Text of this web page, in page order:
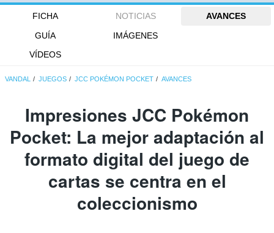
FICHA NOTICIAS
AVANCES
GUÍA
IMÁGENES
VÍDEOS
VANDAL JUEGOS JCC POKÉMON POCKET AVANCES
Impresiones JCC Pokémon
Pocket: La mejor adaptación al
formato digital del juego de
cartas se centra en el
coleccionismo